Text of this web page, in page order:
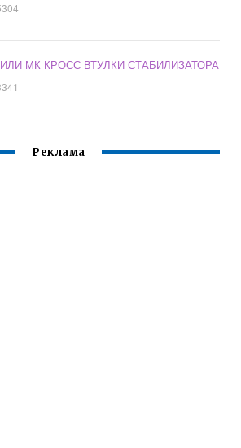
МК КРОСС ВТУЛКИ СТАБИЛИЗАТОРА
Реклама